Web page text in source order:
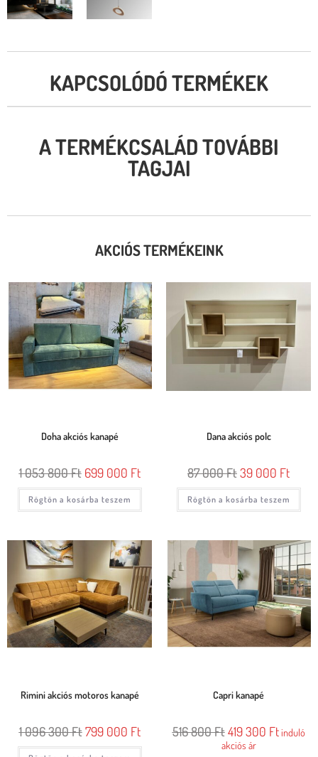
KAPCSOLÓDÓ TERMÉKEK
A TERMÉKCSALÁD TOVÁBBI
TAGJAI
AKCIÓS TERMÉKEINK
Doha akciós kanapé
1 053 800Ft 699 000 Ft
Rögtön a kosárba teszem
Dana akciós polc
87 000Ft39 000 Ft
Rögtön a kosárba teszem
Rimini akciós motoros kanapé
1 096 300Ft 799 000 Ft
Capri kanapé
516 800Ft 419 300 Ftinduló
akciós ár